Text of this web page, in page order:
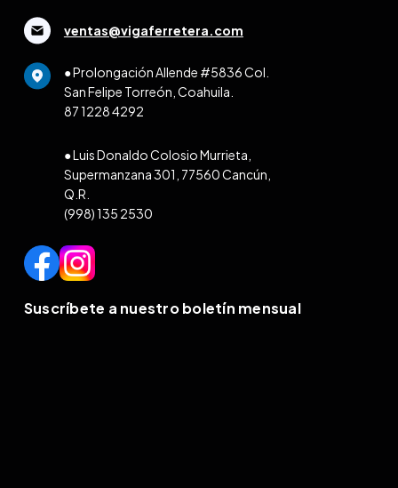
ventas@vigaferretera.com
● Prolongación Allende #5836 Col.
San Felipe Torreón, Coahuila.
87 1228 4292
● Luis Donaldo Colosio Murrieta,
Supermanzana 301, 77560 Cancún,
Q.R.
(998) 135 2530
Suscríbete a nuestro boletín mensual